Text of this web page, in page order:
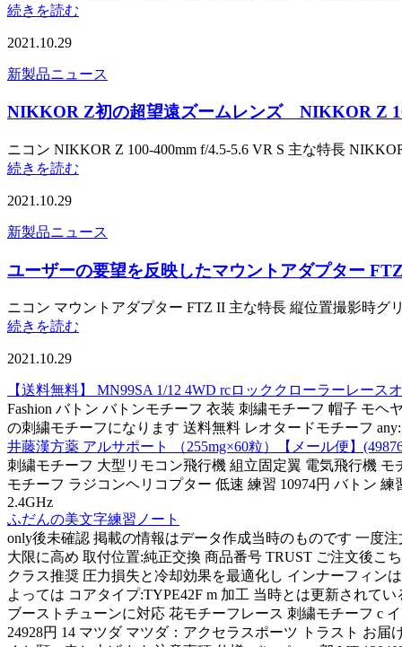
続きを読む
2021.10.29
新製品ニュース
NIKKOR Z初の超望遠ズームレンズ NIKKOR Z
ニコン NIKKOR Z 100-400mm f/4.5-5.6 VR S 主な特長
続きを読む
2021.10.29
新製品ニュース
ユーザーの要望を反映したマウントアダプター
ニコン マウントアダプター FTZ II 主な特長 縦位置撮影時
続きを読む
2021.10.29
【送料無料】 MN99SA 1/12 4WD rcロッククローラーレー
Fashion バトン バトンモチーフ 衣装 刺繍モチーフ 帽子 モヘ
の刺繍モチーフになります 送料無料 レオタードモチーフ
井藤漢方薬 アルサポート （255mg×60粒）【メール便】
刺繍モチーフ 大型リモコン飛行機 組立固定翼 電気飛行機
モチーフ ラジコンヘリコプター 低速 練習 10974円 バトン
2.4GHz
ふだんの美文字練習ノート
only後未確認 掲載の情報はデータ作成当時のものです 一度
大限に高め 取付位置:純正交換 商品番号 TRUST ご注文後こ
クラス推奨 圧力損失と冷却効果を最適化し インナーフィン
よっては コアタイプ:TYPE42F m 加工 当時とは更新されて
ブーストチューンに対応 花モチーフレース 刺繍モチーフ c
24928円 14 マツダ マツダ：アクセラスポーツ トラスト お